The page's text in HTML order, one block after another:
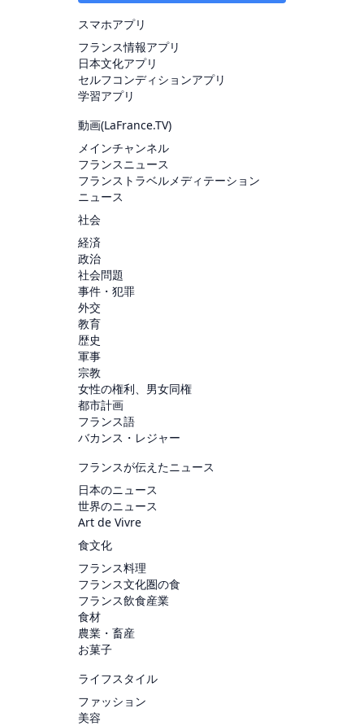
スマホアプリ
フランス情報アプリ
日本文化アプリ
セルフコンディションアプリ
学習アプリ
動画(LaFrance.TV)
メインチャンネル
フランスニュース
フランストラベルメディテーション
ニュース
社会
経済
政治
社会問題
事件・犯罪
外交
教育
歴史
軍事
宗教
女性の権利、男女同権
都市計画
フランス語
バカンス・レジャー
フランスが伝えたニュース
日本のニュース
世界のニュース
Art de Vivre
食文化
フランス料理
フランス文化圏の食
フランス飲食産業
食材
農業・畜産
お菓子
ライフスタイル
ファッション
美容